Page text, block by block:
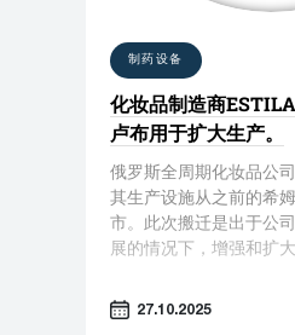
制药设备
化妆品制造商
卢布用于扩大生产。
俄罗斯全周期化妆品公
其生产设施从之前的希
市。此次搬迁是出于公
展的情况下，增强和扩
27.10.2025